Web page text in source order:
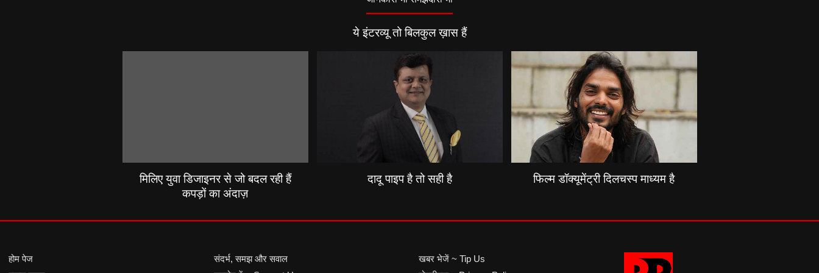
ये इंटरव्यू तो बिलकुल ख़ास हैं
मिलिए युवा डिजाइनर से जो बदल रही हैं
कपड़ों का अंदाज़
दादू पाइप है तो सही है फिल्म डॉक्यूमेंट्री दिलचस्प माध्यम है
होम पेज
संदर्भ, समझ और सवाल
खबर भेजें ~ Tip Us